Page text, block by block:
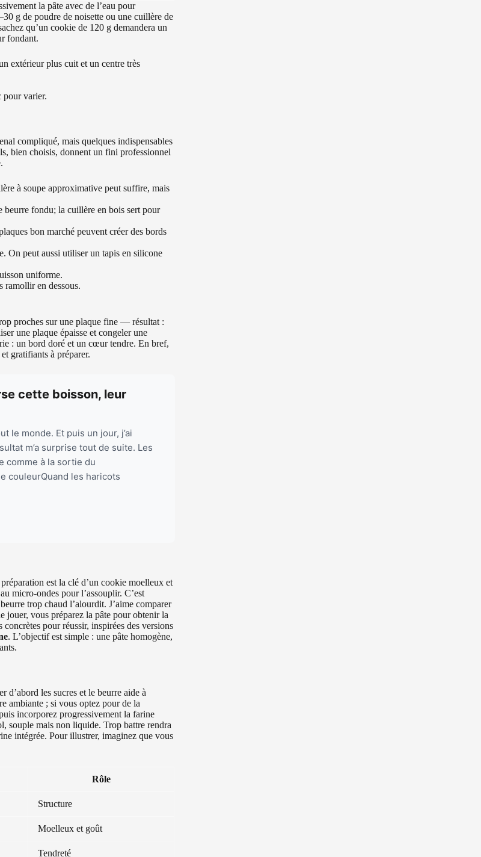
la pâte avec de l’eau pour
g de poudre de noisette ou une cuillère de
qu’un cookie de 120 g demandera un
fondant.
extérieur plus cuit et un centre très
pour varier.
compliqué, mais quelques indispensables
bien choisis, donnent un fini professionnel
à soupe approximative peut suffire, mais
fondu; la cuillère en bois sert pour
bon marché peuvent créer des bords
On peut aussi utiliser un tapis en silicone
uniforme.
ramollir en dessous.
proches sur une plaque fine — résultat :
une plaque épaisse et congeler une
: un bord doré et un cœur tendre. En bref,
gratifiants à préparer.
cette boisson, leur
le monde. Et puis un jour, j’ai
m’a surprise tout de suite. Les
comme à la sortie du
couleurQuand les haricots
est la clé d’un cookie moelleux et
micro-ondes pour l’assouplir. C’est
trop chaud l’alourdit. J’aime comparer
jouer, vous préparez la pâte pour obtenir la
pour réussir, inspirées des versions
. L’objectif est simple : une pâte homogène,
d’abord les sucres et le beurre aide à
ambiante ; si vous optez pour de la
incorporez progressivement la farine
souple mais non liquide. Trop battre rendra
intégrée. Pour illustrer, imaginez que vous
Rôle
Structure
Moelleux et goût
Tendreté